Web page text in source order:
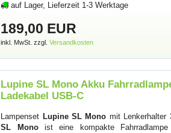
auf Lager, Lieferzeit 1-3 Werktage
189,00 EUR
inkl. MwSt. zzgl.Versandkosten
Lupine SL Mono Akku
Ladekabel USB-C
Lampenset Lupine SL Mono mit Lenkerhalter
SL Monoist eine kompakte Fahrradlampe